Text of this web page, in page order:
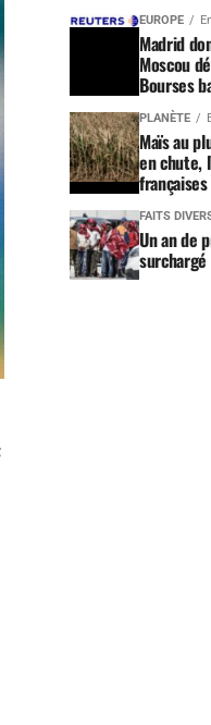
EUROPE
Madrid
Moscou
Bourses
PLANÈTE
Maïs au
en chute,
françaises
FAITS
Un an de
surchargé